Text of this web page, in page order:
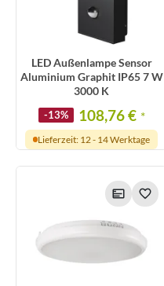
LED Außenlampe Sensor
Aluminium Graphit IP65 7 W
3000 K
-13% 108,76 € *
Lieferzeit: 12 - 14 Werktage